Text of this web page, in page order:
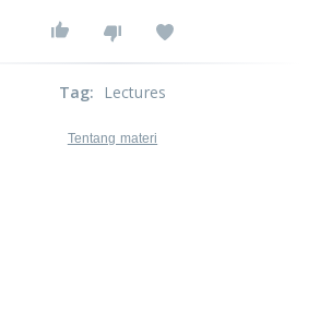
Tag: Lectures
Tentang materi